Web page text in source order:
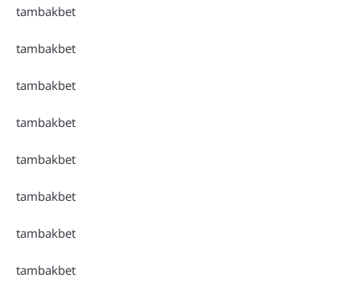
tambakbet
tambakbet
tambakbet
tambakbet
tambakbet
tambakbet
tambakbet
tambakbet